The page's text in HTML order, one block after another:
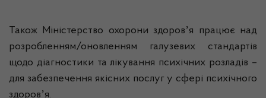
Також Міністерство охорони здоровʼя працює над
розробленням/оновленням галузевих стандартів
щодо діагностики та лікування психічних розладів –
для забезпечення якісних послуг у сфері психічного
здоровʼя.